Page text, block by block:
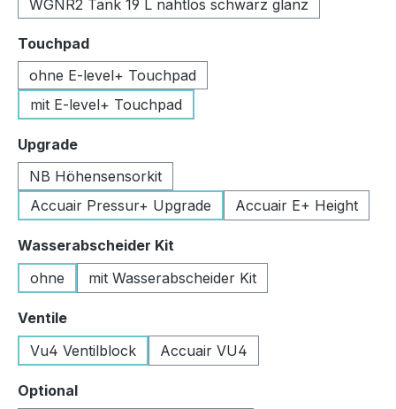
WGNR2 Tank 19 L nahtlos schwarz glanz
Touchpadauswählen
ohne E-level+ Touchpad
mit E-level+ Touchpad
Upgradeauswählen
NB Höhensensorkit
Accuair Pressur+ Upgrade
Accuair E+ Height
Wasserabscheider Kit
ohne
mit Wasserabscheider Kit
Ventileauswählen
Vu4 Ventilblock
Accuair VU4
Optionalauswählen